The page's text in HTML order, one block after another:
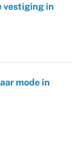
vestiging in
mode in